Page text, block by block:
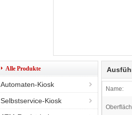
Alle Produkte
Automaten-Kiosk
Selbstservice-Kiosk
Name: